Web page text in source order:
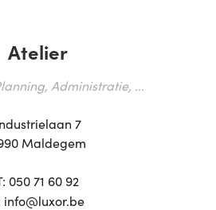
Atelier
Administratie, ...
7
Maldegem
050 71 60 92
info@luxor.be